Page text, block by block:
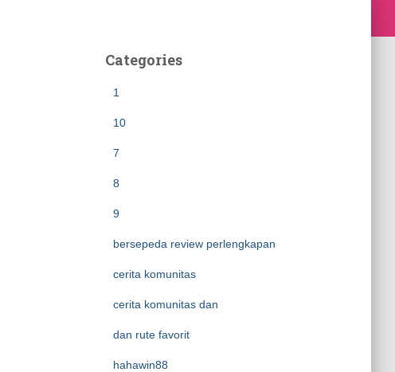
Categories
1
10
7
8
9
bersepeda review perlengkapan
cerita komunitas
cerita komunitas dan
dan rute favorit
hahawin88